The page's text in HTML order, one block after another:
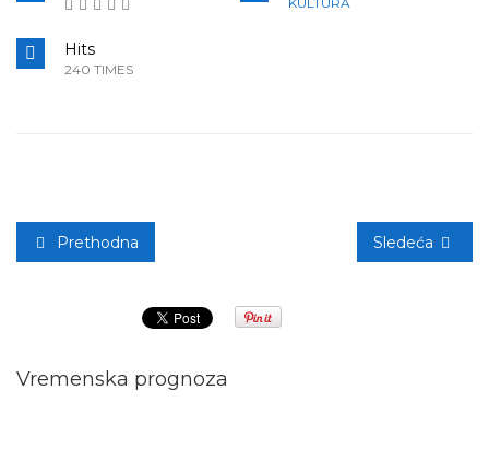
Hits
240 TIMES
Prethodna Sledeća
Vremenska prognoza